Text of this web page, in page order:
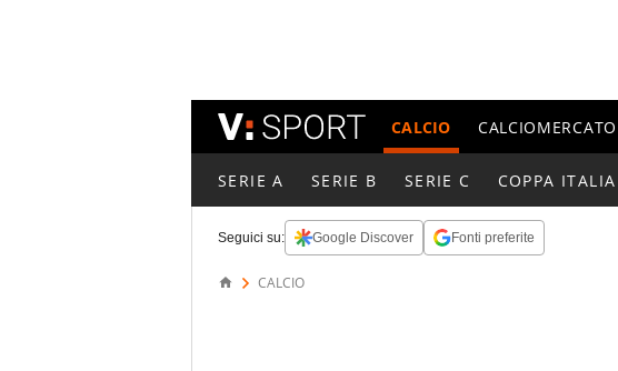
CALCIO CALCIOMERCATO
SERIE A SERIE B SERIE C COPPA ITALIA
Seguici su: Google Discover Fonti preferite
CALCIO